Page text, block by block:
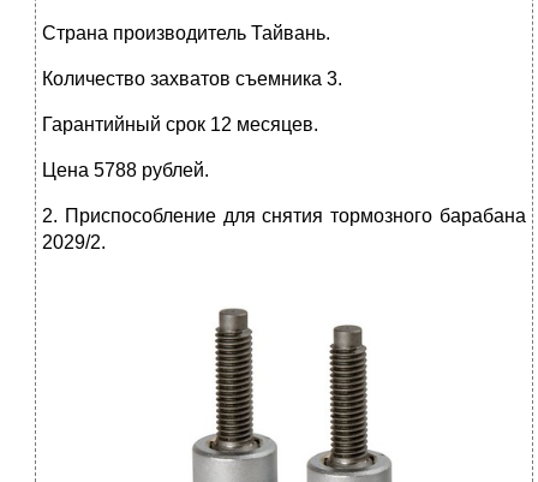
Страна производитель Тайвань.
Количество захватов съемника 3.
Гарантийный срок 12 месяцев.
Цена 5788 рублей.
2. Приспособление для снятия тормозного барабана
2029/2.